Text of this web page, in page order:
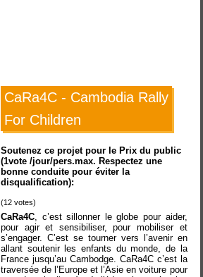
CaRa4C - Cambodia Rally
For Children
Soutenez ce projet pour le Prix du public
(1vote /jour/pers.max. Respectez une
bonne conduite pour éviter la
disqualification):
(12 votes)
CaRa4C , c’est sillonner le globe pour aider,
pour agir et sensibiliser, pour mobiliser et
s’engager. C’est se tourner vers l’avenir en
allant soutenir les enfants du monde, de la
France jusqu’au Cambodge. CaRa4C c’est la
traversée de l’Europe et l’Asie en voiture pour